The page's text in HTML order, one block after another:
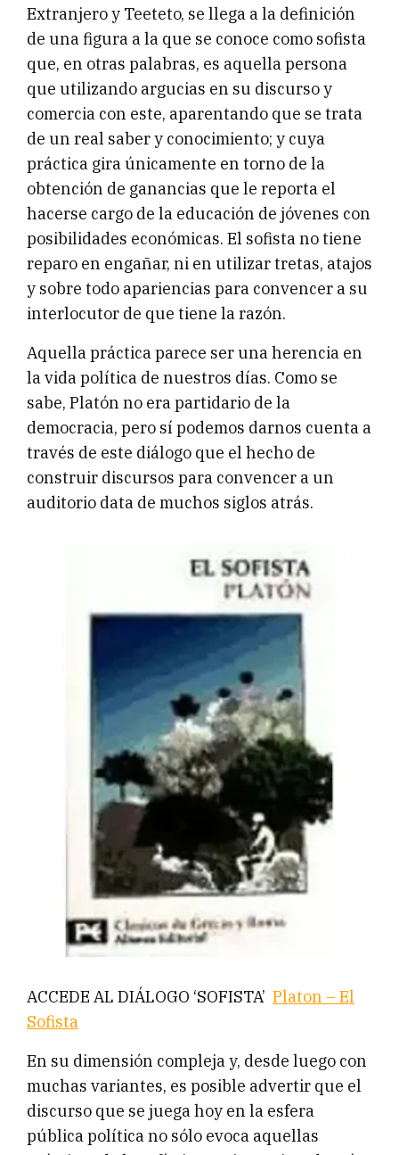
Extranjero y Teeteto, se llega a la definición
de una figura a la que se conoce como sofista
que, en otras palabras, es aquella persona
que utilizando argucias en su discurso y
comercia con este, aparentando que se trata
de un real saber y conocimiento; y cuya
práctica gira únicamente en torno de la
obtención de ganancias que le reporta el
hacerse cargo de la educación de jóvenes con
posibilidades económicas. El sofista no tiene
reparo en engañar, ni en utilizar tretas, atajos
y sobre todo apariencias para convencer a su
interlocutor de que tiene la razón.
Aquella práctica parece ser una herencia en
la vida política de nuestros días. Como se
sabe, Platón no era partidario de la
democracia, pero sí podemos darnos cuenta a
través de este diálogo que el hecho de
construir discursos para convencer a un
auditorio data de muchos siglos atrás.
ACCEDE AL DIÁLOGO ‘SOFISTA’ Platon – El
Sofista
En su dimensión compleja y, desde luego con
muchas variantes, es posible advertir que el
discurso que se juega hoy en la esfera
pública política no sólo evoca aquellas